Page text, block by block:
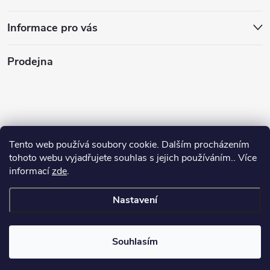
Tento web používá soubory cookie. Dalším procházením
tohoto webu vyjadřujete souhlas s jejich používáním.. Více
informacízde.
Nastavení
Souhlasím
Informace pro vás
Prodejna
Copyright 2026Stasan.cz. Všechna práva vyhrazena.